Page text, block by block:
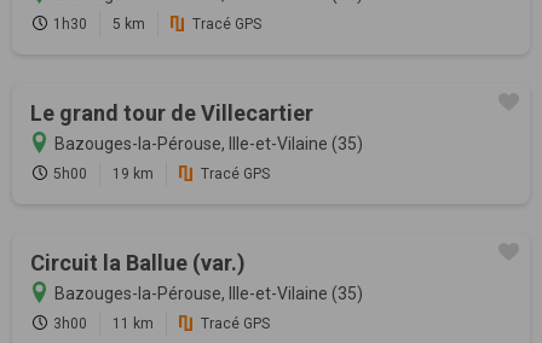
1h30 5 km Tracé GPS
Le grand tour de Villecartier
Bazouges-la-Pérouse, Ille-et-Vilaine (35)
5h00 19 km Tracé GPS
Circuit la Ballue (var.)
Bazouges-la-Pérouse, Ille-et-Vilaine (35)
3h00 11 km Tracé GPS